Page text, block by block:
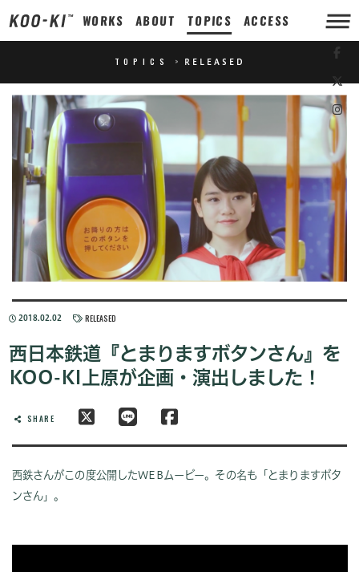
WORKS ABOUT TOPICS ACCESS
TOPICS > RELEASED
2018.02.02 RELEASED
西日本鉄道『とまりますボタンさん』を
KOO-KI上原が企画・演出しました！
SHARE
西鉄さんがこの度公開したWEBムービー。その名も「とまりますボタ
ンさん」。